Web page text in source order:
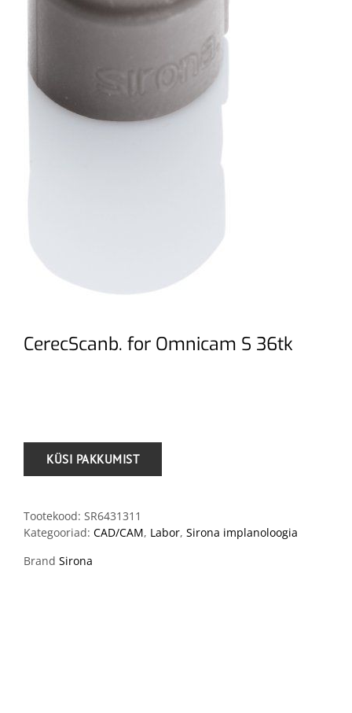
CerecScanb. for Omnicam S 36tk
Tootekood: SR6431311
Kategooriad: CAD/CAM, Labor, Sirona implanoloogia
Brand Sirona